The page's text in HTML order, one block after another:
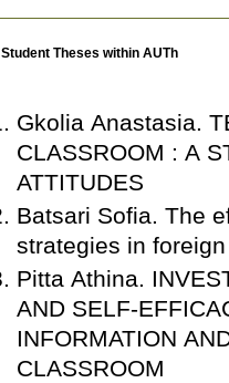
Student Theses within AUTh
Gkolia Anastasia.
CLASSROOM : A
ATTITUDES
Batsari Sofia. The
strategies in
Pitta Athina.
AND SELF-
INFORMATION
CLASSROOM